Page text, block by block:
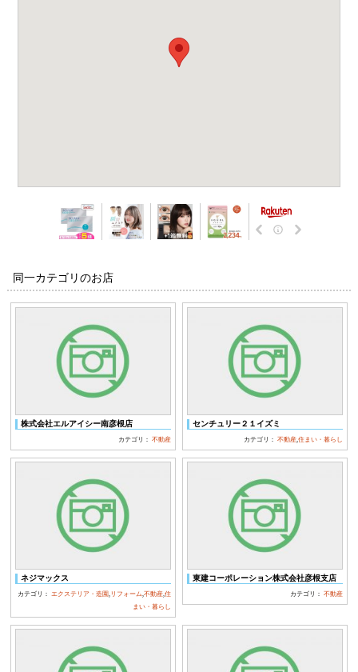
同一カテゴリのお店
株式会社エルアイシー南彦根店
カテゴリ：不動産
センチュリー２１イズミ
カテゴリ：不動産 ,住まい・暮らし
ネジマックス
カテゴリ：エクステリア・造園, リフォーム,不動産,住
まい・暮らし
東建コーポレーション株式会社彦根支店
カテゴリ：不動産